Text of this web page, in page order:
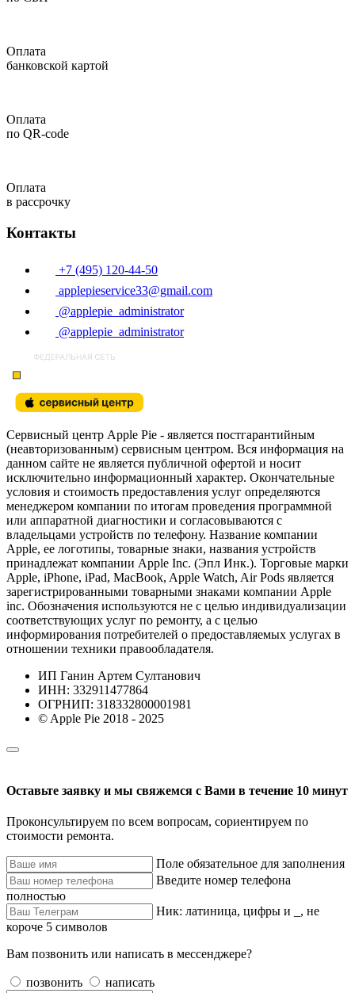
Оплата
банковской картой
Оплата
по QR-code
Оплата
в рассрочку
Контакты
+7 (495) 120-44-50
applepieservice33@gmail.com
@applepie_administrator
@applepie_administrator
Сервисный центр Apple Pie - является постгарантийным
(неавторизованным) сервисным центром. Вся информация на
данном сайте не является публичной офертой и носит
исключительно информационный характер. Окончательные
условия и стоимость предоставления услуг определяются
менеджером компании по итогам проведения программной
или аппаратной диагностики и согласовываются с
владельцами устройств по телефону. Название компании
Apple, ее логотипы, товарные знаки, названия устройств
принадлежат компании Apple Inc. (Эпл Инк.). Торговые марки
Apple, iPhone, iPad, MacBook, Apple Watch, Air Pods является
зарегистрированными товарными знаками компании Apple
inc. Обозначения используются не с целью индивидуализации
соответствующих услуг по ремонту, а с целью
информирования потребителей о предоставляемых услугах в
отношении техники правообладателя.
ИП Ганин Артем Султанович
ИНН: 332911477864
ОГРНИП: 318332800001981
© Apple Pie 2018 - 2025
Оставьте заявку и мы свяжемся с Вами в течение 10 минут
Проконсультируем по всем вопросам, сориентируем по
стоимости ремонта.
Поле обязательное для заполнения
Введите номер телефона
полностью
Ник: латиница, цифры и _, не
короче 5 символов
Вам позвонить или написать в мессенджере?
позвонить написать